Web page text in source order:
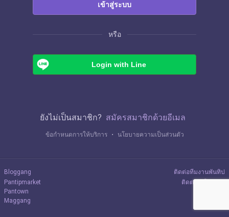
เข้าสู่ระบบ
หรือ
Login with Line
ยังไม่เป็นสมาชิก? สมัครสมาชิกด้วยอีเมล
ข้อกำหนดการให้บริการ ・ นโยบายความเป็นส่วนตัว
Bloggang
Pantipmarket
Pantown
Maggang
ติดต่อทีมงานพันทิป
ติดต่อลงโฆษณา